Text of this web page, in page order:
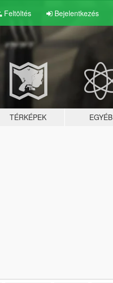
Feltöltés Bejelentkezés
TÉRKÉPEK EGYÉB